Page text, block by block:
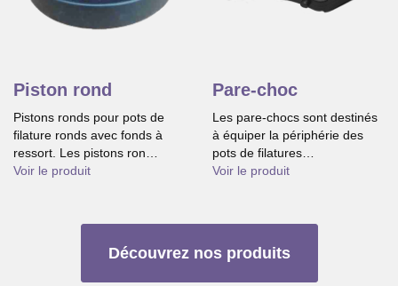
Piston rond
Pistons ronds pour pots de
filature ronds avec fonds à
ressort. Les pistons ron…
Voir le produit
Pare-choc
Les pare-chocs sont destinés
à équiper la périphérie des
pots de filatures…
Voir le produit
Découvrez nos produits